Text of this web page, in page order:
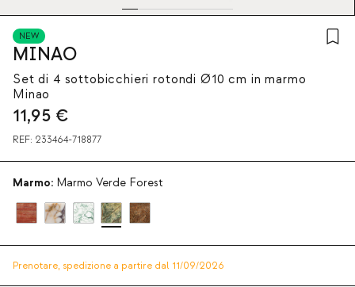
NEW
MINAO
Set di 4 sottobicchieri rotondi Ø10 cm in marmo
Minao
11,95 €
REF: 233464-718877
Marmo: Marmo Verde Forest
Prenotare, spedizione a partire dal 11/09/2026